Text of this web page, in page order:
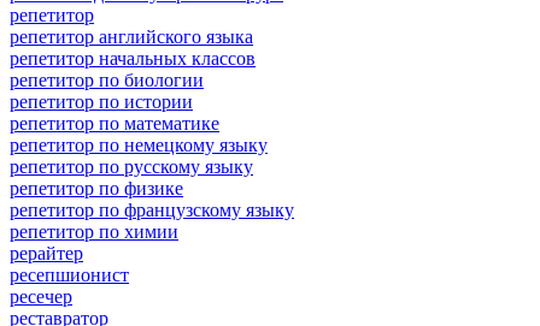
репетитор
репетитор английского языка
репетитор начальных классов
репетитор по биологии
репетитор по истории
репетитор по математике
репетитор по немецкому языку
репетитор по русскому языку
репетитор по физике
репетитор по французскому языку
репетитор по химии
рерайтер
ресепшионист
ресечер
реставратор